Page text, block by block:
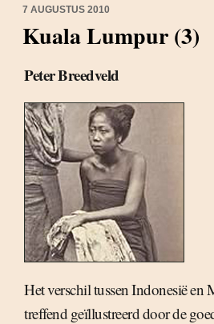
7 AUGUSTUS 2010
Kuala Lumpur (3)
Peter Breedveld
Het verschil tussen Indonesië en
treffend geïllustreerd door de